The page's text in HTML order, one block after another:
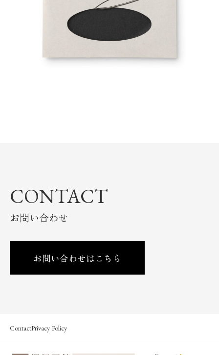
CONTACT
お問い合わせ
お問い合わせはこちら
ContactPrivacy Policy